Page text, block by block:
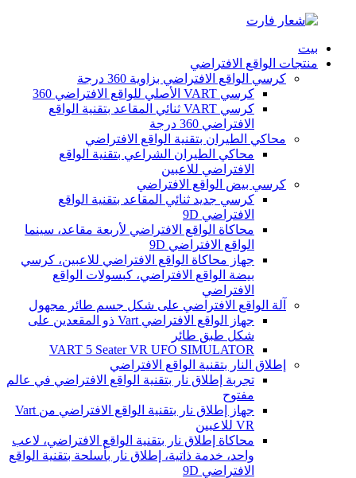
بيت
منتجات الواقع الافتراضي
كرسي الواقع الافتراضي بزاوية 360 درجة
كرسي VART الأصلي للواقع الافتراضي 360
كرسي VART ثنائي المقاعد بتقنية الواقع
الافتراضي 360 درجة
محاكي الطيران بتقنية الواقع الافتراضي
محاكي الطيران الشراعي بتقنية الواقع
الافتراضي للاعبين
كرسي بيض الواقع الافتراضي
كرسي جديد ثنائي المقاعد بتقنية الواقع
الافتراضي 9D
محاكاة الواقع الافتراضي لأربعة مقاعد، سينما
الواقع الافتراضي 9D
جهاز محاكاة الواقع الافتراضي للاعبين، كرسي
بيضة الواقع الافتراضي، كبسولات الواقع
الافتراضي
آلة الواقع الافتراضي على شكل جسم طائر مجهول
جهاز الواقع الافتراضي Vart ذو المقعدين على
شكل طبق طائر
VART 5 Seater VR UFO SIMULATOR
إطلاق النار بتقنية الواقع الافتراضي
تجربة إطلاق نار بتقنية الواقع الافتراضي في عالم
مفتوح
جهاز إطلاق نار بتقنية الواقع الافتراضي من Vart
VR للاعبين
محاكاة إطلاق نار بتقنية الواقع الافتراضي، لاعب
واحد، خدمة ذاتية، إطلاق نار بأسلحة بتقنية الواقع
الافتراضي 9D